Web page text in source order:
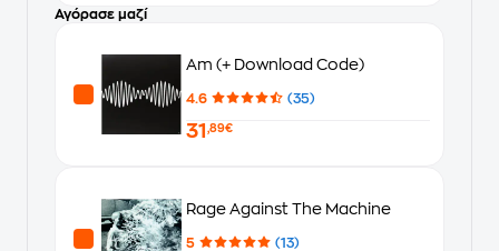
Αγόρασε μαζί
Am (+ Download Code)
4.6 (35)
31 ,89€
Rage Against The Machine
5 (13)